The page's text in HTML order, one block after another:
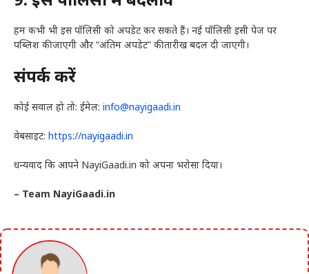
हम कभी भी इस पॉलिसी को अपडेट कर सकते हैं। नई पॉलिसी इसी पेज पर
पब्लिश की जाएगी और “अंतिम अपडेट” की तारीख बदल दी जाएगी।
संपर्क करें
कोई सवाल हो तो: ईमेल: info@nayigaadi.in
वेबसाइट: https://nayigaadi.in
धन्यवाद कि आपने NayiGaadi.in को अपना भरोसा दिया।
– Team NayiGaadi.in